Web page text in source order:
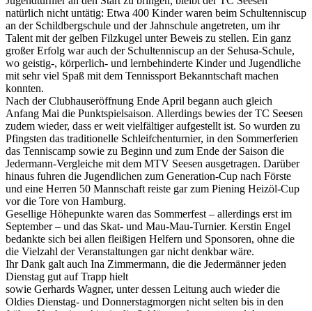
natürlich nicht untätig: Etwa 400 Kinder waren beim Schultenniscup
an der Schildbergschule und der Jahnschule angetreten, um ihr
Talent mit der gelben Filzkugel unter Beweis zu stellen. Ein ganz
großer Erfolg war auch der Schultenniscup an der Sehusa-Schule,
wo geistig-, körperlich- und lernbehinderte Kinder und Jugendliche
mit sehr viel Spaß mit dem Tennissport Bekanntschaft machen
konnten.
Nach der Clubhauseröffnung Ende April begann auch gleich
Anfang Mai die Punktspielsaison. Allerdings bewies der TC Seesen
zudem wieder, dass er weit vielfältiger aufgestellt ist. So wurden zu
Pfingsten das traditionelle Schleifchenturnier, in den Sommerferien
das Tenniscamp sowie zu Beginn und zum Ende der Saison die
Jedermann-Vergleiche mit dem MTV Seesen ausgetragen. Darüber
hinaus fuhren die Jugendlichen zum Generation-Cup nach Förste
und eine Herren 50 Mannschaft reiste gar zum Piening Heizöl-Cup
vor die Tore von Hamburg.
Gesellige Höhepunkte waren das Sommerfest – allerdings erst im
September – und das Skat- und Mau-Mau-Turnier. Kerstin Engel
bedankte sich bei allen fleißigen Helfern und Sponsoren, ohne die
die Vielzahl der Veranstaltungen gar nicht denkbar wäre.
Ihr Dank galt auch Ina Zimmermann, die die Jedermänner jeden
Dienstag gut auf Trapp hielt
sowie Gerhards Wagner, unter dessen Leitung auch wieder die
Oldies Dienstag- und Donnerstagmorgen nicht selten bis in den